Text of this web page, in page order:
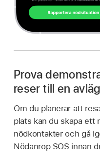
Prova
reser till en
Om du planerar att
plats kan du skapa ett
nödkontakter och gå
Nödanrop SOS innan